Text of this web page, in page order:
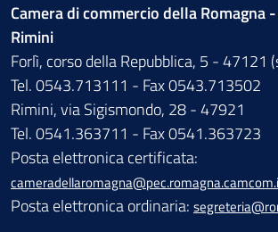
Camera di commercio della Romagna
Rimini
Forlì, corso della Repubblica, 5 - 47121
Tel. 0543.713111 - Fax 0543.713502
Rimini, via Sigismondo, 28 - 47921
Tel. 0541.363711 - Fax 0541.363723
Posta elettronica certificata:
Posta elettronica ordinaria: